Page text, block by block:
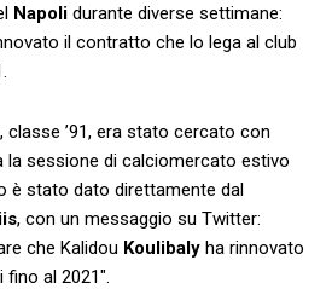
Napoli durante diverse settimane:
il contratto che lo lega al club
classe ’91, era stato cercato con
la sessione di calciomercato estivo
è stato dato direttamente dal
, con un messaggio su Twitter:
che Kalidou Koulibaly ha rinnovato
al 2021″.